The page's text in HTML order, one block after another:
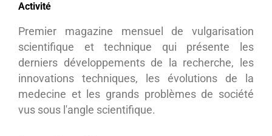
Activité
Premier magazine mensuel de vulgarisation
scientifique et technique qui présente les
derniers développements de la recherche, les
innovations techniques, les évolutions de la
medecine et les grands problèmes de société
vus sous l'angle scientifique.